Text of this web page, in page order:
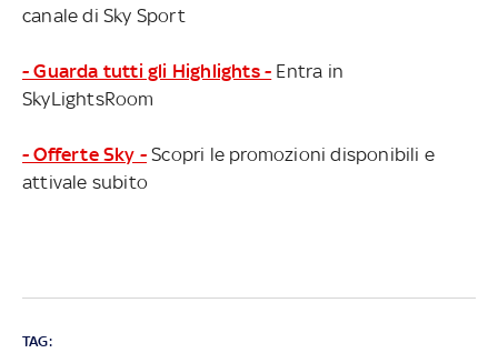
canale di Sky Sport
- Guarda tutti gli Highlights - Entra in
SkyLightsRoom
- Offerte Sky - Scopri le promozioni disponibili e
attivale subito
TAG: